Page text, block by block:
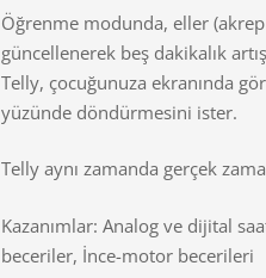
Öğrenme modunda, eller (akrep
güncellenerek beş dakikalık
Telly, çocuğunuza ekranında
yüzünde döndürmesini ister.
Telly aynı zamanda gerçek
Kazanımlar: Analog ve dijital
beceriler, İnce-motor becerileri